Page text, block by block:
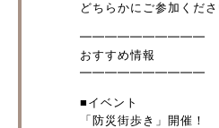
どちらかにご参加くださ
━━━━━━━━━━
おすすめ情報
━━━━━━━━━━
■イベント
「防災街歩き」開催！